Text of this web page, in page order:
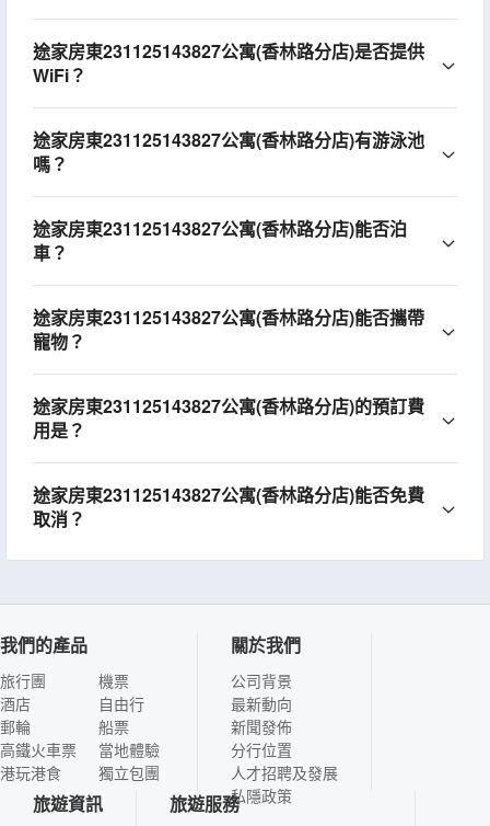
途家房東231125143827公寓(香林路分店)是否提供
WiFi？
途家房東231125143827公寓(香林路分店)有游泳池
嗎？
途家房東231125143827公寓(香林路分店)能否泊
車？
途家房東231125143827公寓(香林路分店)能否攜帶
寵物？
途家房東231125143827公寓(香林路分店)的預訂費
用是？
途家房東231125143827公寓(香林路分店)能否免費
取消？
我們的產品
旅行團
酒店
郵輪
高鐵火車票
港玩港食
機票
自由行
船票
當地體驗
獨立包團
關於我們
公司背景
最新動向
新聞發佈
分行位置
人才招聘及發展
私隱政策
旅遊資訊 旅遊服務